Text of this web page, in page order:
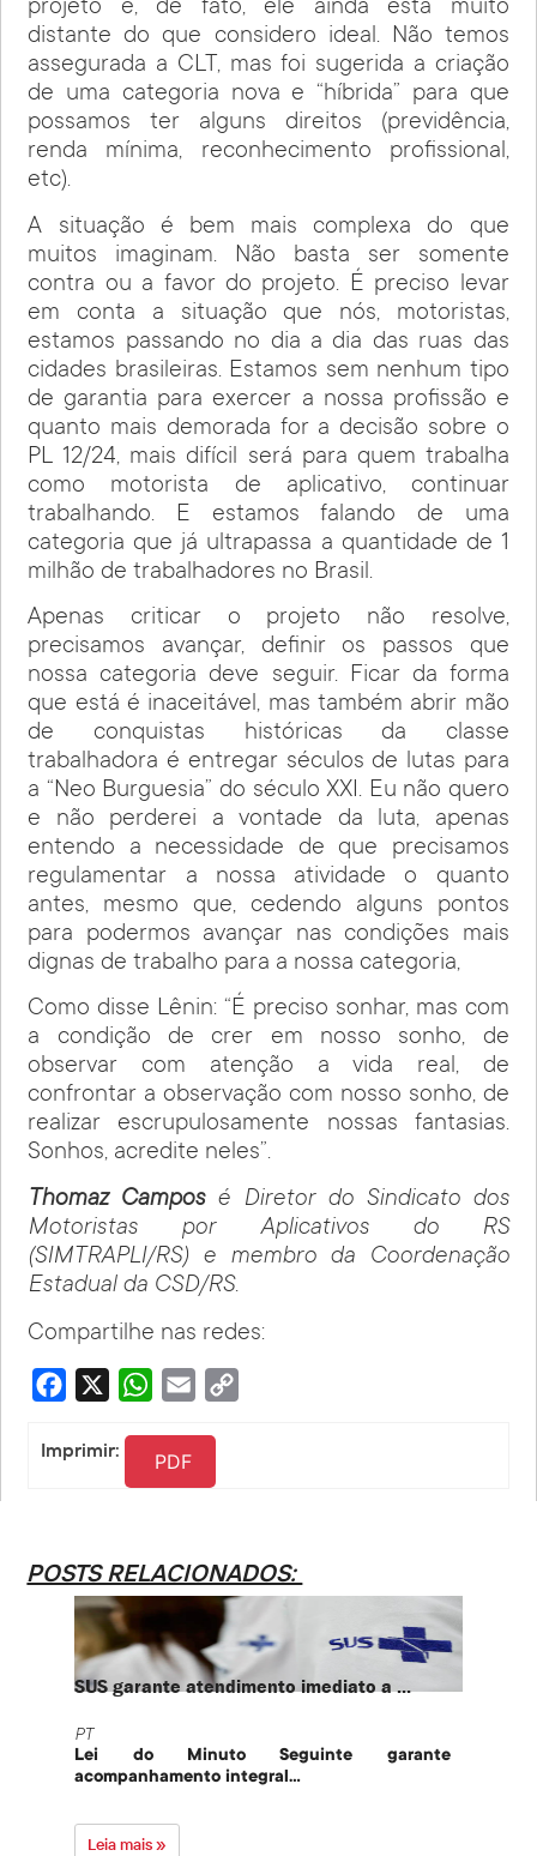
projeto e, de fato, ele ainda está muito
distante do que considero ideal. Não temos
assegurada a CLT, mas foi sugerida a criação
de uma categoria nova e “híbrida” para que
possamos ter alguns direitos (previdência,
renda mínima, reconhecimento profissional,
etc).
A situação é bem mais complexa do que
muitos imaginam. Não basta ser somente
contra ou a favor do projeto. É preciso levar
em conta a situação que nós, motoristas,
estamos passando no dia a dia das ruas das
cidades brasileiras. Estamos sem nenhum tipo
de garantia para exercer a nossa profissão e
quanto mais demorada for a decisão sobre o
PL 12/24, mais difícil será para quem trabalha
como motorista de aplicativo, continuar
trabalhando. E estamos falando de uma
categoria que já ultrapassa a quantidade de 1
milhão de trabalhadores no Brasil.
Apenas criticar o projeto não resolve,
precisamos avançar, definir os passos que
nossa categoria deve seguir. Ficar da forma
que está é inaceitável, mas também abrir mão
de conquistas históricas da classe
trabalhadora é entregar séculos de lutas para
a “Neo Burguesia” do século XXI. Eu não quero
e não perderei a vontade da luta, apenas
entendo a necessidade de que precisamos
regulamentar a nossa atividade o quanto
antes, mesmo que, cedendo alguns pontos
para podermos avançar nas condições mais
dignas de trabalho para a nossa categoria,
Como disse Lênin: “É preciso sonhar, mas com
a condição de crer em nosso sonho, de
observar com atenção a vida real, de
confrontar a observação com nosso sonho, de
realizar escrupulosamente nossas fantasias.
Sonhos, acredite neles”.
Thomaz Campos é Diretor do Sindicato dos
Motoristas por Aplicativos do RS
(SIMTRAPLI/RS) e membro da Coordenação
Estadual da CSD/RS.
Compartilhe nas redes:
Facebook WhatsApp
Email
Imprimir: PDF
POSTS RELACIONADOS:
SUS garante atendimento imediato a ...
PT
Lei do Minuto Seguinte garante
acompanhamento integral...
Leia mais »